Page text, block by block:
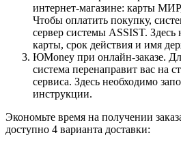
интернет-магазине: карты
Чтобы оплатить покупку,
сервер системы ASSIST.
карты, срок действия и имя
ЮMoney при онлайн-заказе.
система перенаправит вас на
сервиса. Здесь необходимо
инструкции.
Экономьте время на получении
доступно 4 варианта доставки: